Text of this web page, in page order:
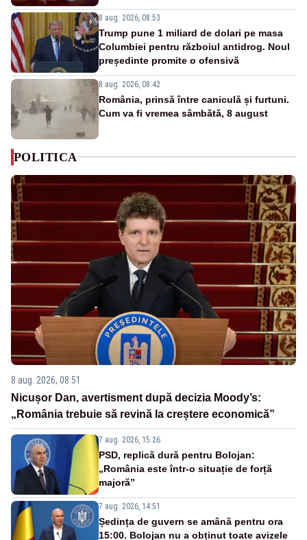
8 aug. 2026, 08:53
Trump pune 1 miliard de dolari pe masa
Columbiei pentru războiul antidrog. Noul
președinte promite o ofensivă
8 aug. 2026, 08:42
România, prinsă între caniculă și furtuni.
Cum va fi vremea sâmbătă, 8 august
POLITICA
8 aug. 2026, 08:51
Nicușor Dan, avertisment după decizia Moody’s:
„România trebuie să revină la creștere economică”
7 aug. 2026, 15:26
PSD, replică dură pentru Bolojan:
„România este într-o situație de forță
majoră”
7 aug. 2026, 14:51
Ședința de guvern se amână pentru ora
15:00. Bolojan nu a obținut toate avizele